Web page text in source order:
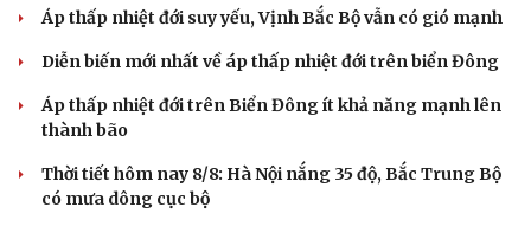
Áp thấp nhiệt đới suy yếu, Vịnh Bắc Bộ vẫn có gió mạnh
Diễn biến mới nhất về áp thấp nhiệt đới trên biển Đông
Áp thấp nhiệt đới trên Biển Đông ít khả năng mạnh lên
thành bão
Thời tiết hôm nay 8/8: Hà Nội nắng 35 độ, Bắc Trung Bộ
có mưa dông cục bộ